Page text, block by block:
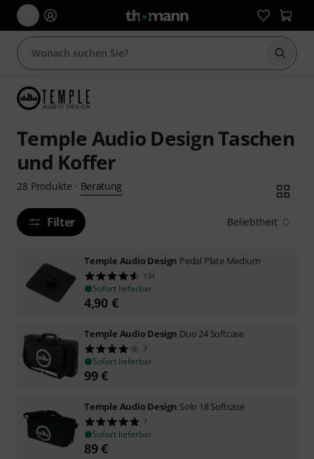
Suche
Temple Audio Design Taschen
und Koffer
28 Produkte · Beratung
Filter Beliebtheit
Temple Audio Design Pedal Plate Medium
134
Sofort lieferbar
4,90 €
Temple Audio Design Duo 24 Softcase
7
Sofort lieferbar
99€
Temple Audio Design Solo 18 Softcase
7
Sofort lieferbar
89€